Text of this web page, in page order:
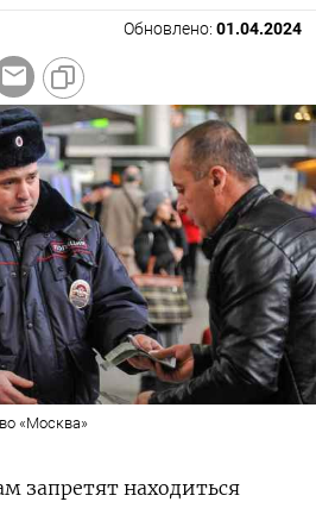
Обновлено: 01.04.2024
«Москва»
запретят находиться